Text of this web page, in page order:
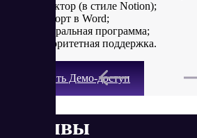
редактор (в стиле Notion);
экспорт в Word;
реферальная программа;
приоритетная поддержка.
Получить Демо-доступ
Отзывы